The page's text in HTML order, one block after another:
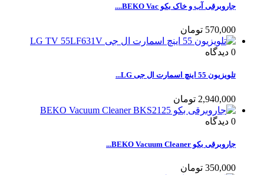
جاروبرقی آب و خاک بکو BEKO Vac....
570,000 تومان
0 دیدگاه
تلویزیون 55 اینچ اسمارت ال جی LG...
2,940,000 تومان
0 دیدگاه
جاروبرقی بکو BEKO Vacuum Cleaner...
350,000 تومان